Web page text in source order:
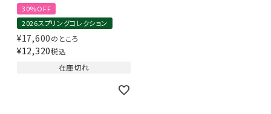
30%OFF
2026スプリングコレクション
¥17,600のところ
¥12,320税込
在庫切れ